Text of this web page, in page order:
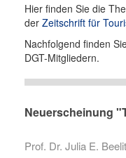
Hier finden Sie die
der Zeitschrift für
Nachfolgend finden
DGT-Mitgliedern.
Neuerscheinung
Prof. Dr. Julia E.